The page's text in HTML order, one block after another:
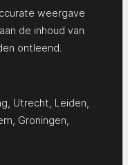
weergave
de inhoud van
ontleend.
Utrecht Leiden
Groningen